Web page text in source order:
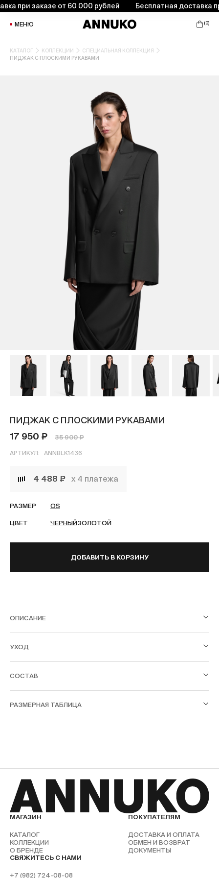
при заказе от 60 000 рублей Бесплатная доставка
МЕНЮ (0)
КАТАЛОГ КОЛЛЕКЦИИ
СПЕЦИАЛЬНАЯ КОЛЛЕКЦИЯ
ПИДЖАК С ПЛОСКИМИ РУКАВАМИ
ПИДЖАК С ПЛОСКИМИ РУКАВАМИ
17 950 ₽
35 900 ₽
АРТИКУЛ: ANNBLK1436
4 488 ₽ х 4 платежа
РАЗМЕР OS
ЦВЕТ ЗОЛОТОЙ
ЧЕРНЫЙ
ДОБАВИТЬ В КОРЗИНУ
ОПИСАНИЕ
УХОД
СОСТАВ
РАЗМЕРНАЯ ТАБЛИЦА
МАГАЗИН
КАТАЛОГ
КОЛЛЕКЦИИ
О БРЕНДЕ
ПОКУПАТЕЛЯМ
ДОСТАВКА И ОПЛАТА
ОБМЕН И ВОЗВРАТ
ДОКУМЕНТЫ
СВЯЖИТЕСЬ С НАМИ
+7 (982) 724-08-08